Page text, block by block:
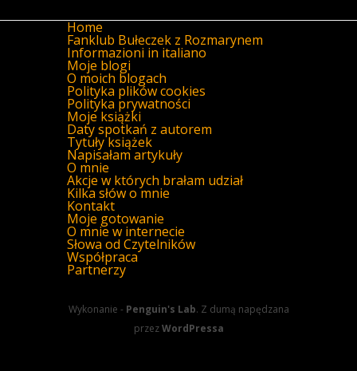
Home
Fanklub Bułeczek z Rozmarynem
Informazioni in italiano
Moje blogi
O moich blogach
Polityka plików cookies
Polityka prywatności
Moje książki
Daty spotkań z autorem
Tytuły książek
Napisałam artykuły
O mnie
Akcje w których brałam udział
Kilka słów o mnie
Kontakt
Moje gotowanie
O mnie w internecie
Słowa od Czytelników
Współpraca
Partnerzy
Wykonanie - Penguin's Lab. Z dumą napędzana
przezWordPressa